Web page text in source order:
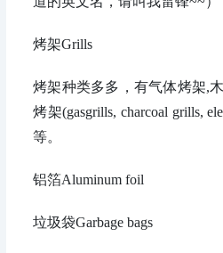
烤架Grills
烤架种类多多，有气体烤架,
烤架(gasgrills, charcoal grills,
等。
铝箔Aluminum foil
垃圾袋Garbage bags